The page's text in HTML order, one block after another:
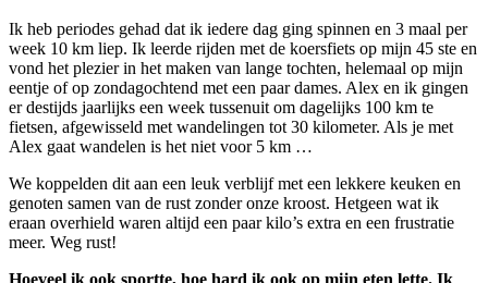
Ik heb periodes gehad dat ik iedere dag ging spinnen en 3 maal per
week 10 km liep. Ik leerde rijden met de koersfiets op mijn 45 ste en
vond het plezier in het maken van lange tochten, helemaal op mijn
eentje of op zondagochtend met een paar dames. Alex en ik gingen
er destijds jaarlijks een week tussenuit om dagelijks 100 km te
fietsen, afgewisseld met wandelingen tot 30 kilometer. Als je met
Alex gaat wandelen is het niet voor 5 km …
We koppelden dit aan een leuk verblijf met een lekkere keuken en
genoten samen van de rust zonder onze kroost. Hetgeen wat ik
eraan overhield waren altijd een paar kilo’s extra en een frustratie
meer. Weg rust!